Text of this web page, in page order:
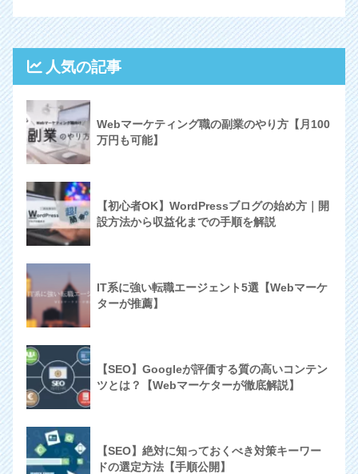
人気の記事
Webマーケティング職の副業のやり方【月100
万円も可能】
【初心者OK】WordPressブログの始め方｜開
設方法から収益化までの手順を解説
IT系に強い転職エージェント5選【Webマーケ
ターが推薦】
【SEO】Googleが評価する質の高いコンテン
ツとは？【Webマーケターが徹底解説】
【SEO】絶対に知っておくべき対策キーワー
ドの選定方法【手順公開】